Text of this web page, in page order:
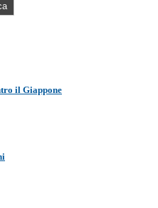
il Giappone